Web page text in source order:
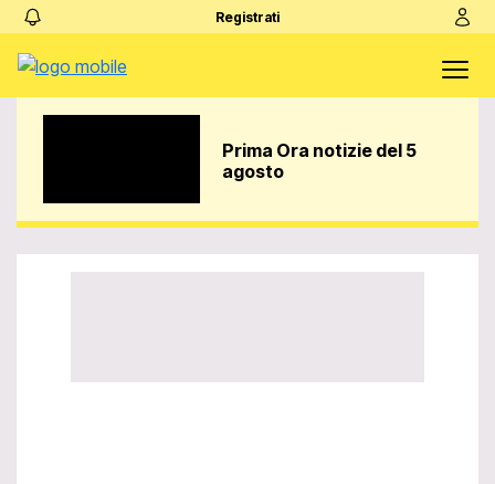
Registrati
Prima Ora notizie del 5
agosto